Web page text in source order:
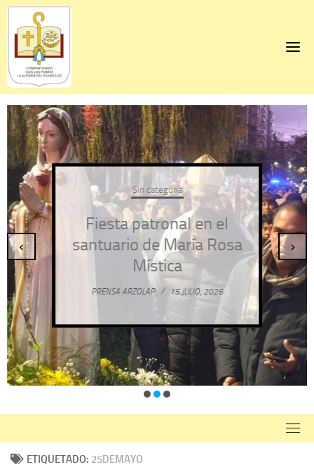
Skip
content
Sin categoría
Fiesta patronal en el
santuario de María Rosa
Mística
PRENSA ARZOLAP / 15 JULIO, 2026
‹ ›
ETIQUETADO: 25DEMAYO